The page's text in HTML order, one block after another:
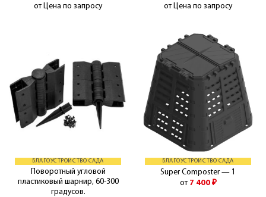
от Цена по запросу
от Цена по запросу
БЛАГОУСТРОЙСТВО САДА
Поворотный угловой
пластиковый шарнир, 60-300
градусов.
БЛАГОУСТРОЙСТВО САДА
Super Composter — 1
от 7 400 ₽